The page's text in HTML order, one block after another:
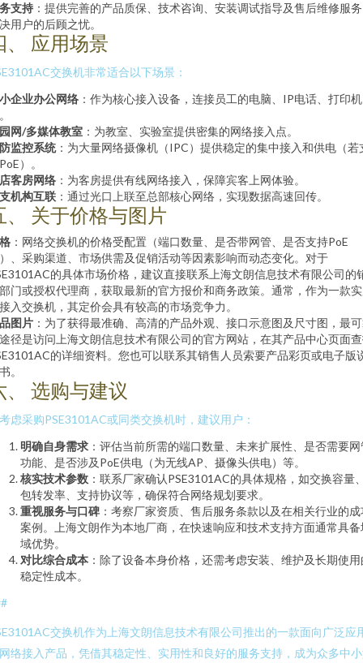
支持 ：提供完善的产品质保、技术咨询、安装调试指导及售后维修服
用户的后顾之忧。
、 应用场景
交换机非常适合以下场景：
企业办公网络 ：作为核心接入设备，连接员工的电脑、IP电话、打印机
网/多媒体教室 ：为教室、实验室提供密集的网络接入点。
监控系统：为大量网络摄像机（IPC）提供稳定的集中接入和供电（若
）。
客房网络 ：为客房提供有线网络接入，保障宾客上网体验。
机构互联 ：通过光口上联至总部核心网络，实现数据高速回传。
、 关于价格与图片
：网络交换机的价格受配置（端口数量、是否带网管、是否支持PoE
、采购渠道、市场供需及促销活动等因素影响而动态变化。对于
的具体市场价格，建议直接联系上海文朗信息技术有限公司的
门或授权代理商，获取最新的官方报价和商务政策。通常，作为一款
入交换机，其定价会具有较高的市场竞争力。
图片 ：为了获得最准确、高清的产品外观、接口示意图及尺寸图，最
径是访问上海文朗信息技术有限公司的官方网站，在其产品中心页面
的详细资料。您也可以联系其销售人员索要产品彩页或电子版
。
、 选购与建议
虑采购PSE3101AC或同类交换机时，建议用户：
明确自身需求 ：评估当前所需的端口数量、未来扩展性、是否需要网
功能、是否涉及PoE供电（为无线AP、摄像头供电）等。
核实技术参数 ：联系厂家确认PSE3101AC的具体规格，如交换容量
包转发率、支持协议等，确保符合网络规划要求。
重视服务与口碑 ：考察厂家资质、售后服务条款以及在相关行业的成
案例。上海文朗作为本地厂商，在快速响应和技术支持方面通常具备
域优势。
对比综合成本 ：除了设备本身价格，还需考虑安装、维护及长期使用
稳定性成本。
交换机作为上海文朗信息技术有限公司推出的一款面向广泛应
络接入产品，凭借其稳定性、实用性和良好的服务支持，成为众多中